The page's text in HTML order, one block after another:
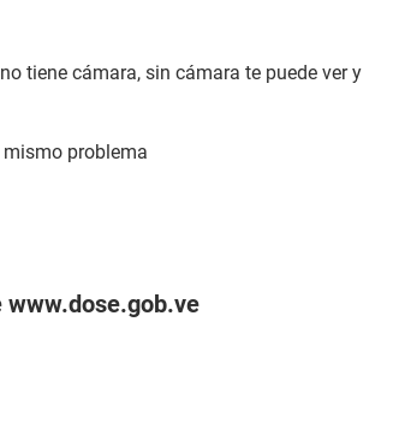
tiene cámara, sin cámara te puede ver y
problema
www.dose.gob.ve